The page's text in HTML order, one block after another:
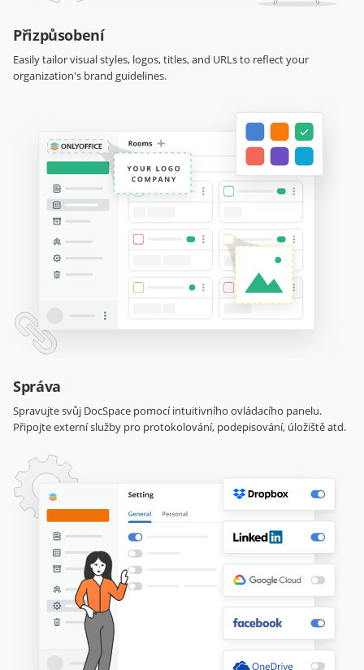
Přizpůsobení
Easily tailor visual styles, logos, titles, and URLs to reflect your
organization's brand guidelines.
Správa
Spravujte svůj DocSpace pomocí intuitivního ovládacího panelu.
Připojte externí služby pro protokolování, podepisování, úložiště atd.